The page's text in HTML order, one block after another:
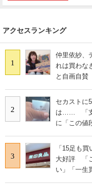
アクセスランキング
1
仲里依紗、
れは買わな
と自画自賛
2
セカストに
は…… 「支
に「この値
3
「15足も
大好評 「
い」「一生